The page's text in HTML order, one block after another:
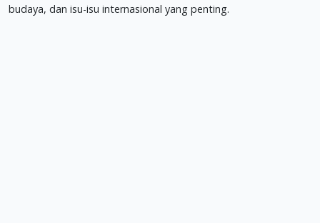
budaya, dan isu-isu internasional yang penting.